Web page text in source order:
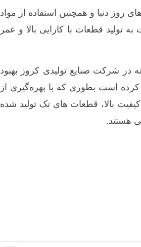
روز دنیا و همچنین استفاده از مواد
تولید قطعات با کارایی بالا و عمر
در شرکت صنایع تولیدی کروز بهبود
کرده است بطوری که با بهره‌گیری از
بالا، قطعات های تک تولید شده
هستند.